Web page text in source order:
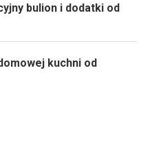
bulion i dodatki od
kuchni od